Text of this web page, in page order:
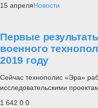
15 апреляНовости
Первые
военного
2019 году
Сейчас технополис «Эра»
исследовательскими
1 642 0 0